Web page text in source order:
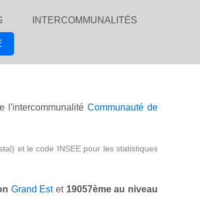
INTERCOMMUNALITÉS
l'intercommunalitéCommunauté de
et le code INSEE pour les statistiques
Grand Estet 19057ème au niveau